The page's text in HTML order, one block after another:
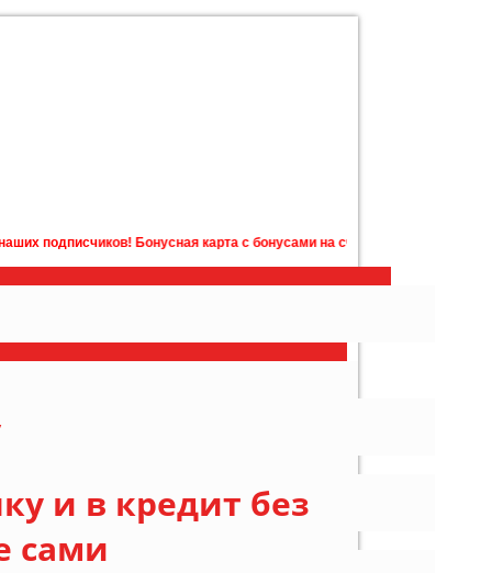
Бонусная карта с бонусами на счету в подарок! Подробности у
и в кредит без
сами